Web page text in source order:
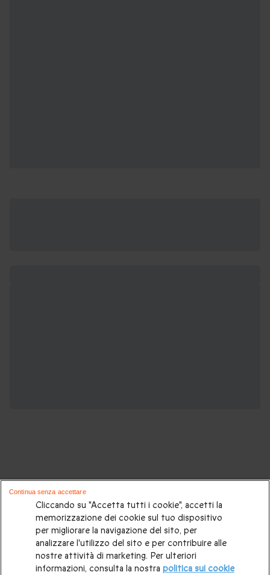
Potrebbero piacerti anche questi cofanetti
regalo:
Cosa regalare?|Idee regalo originali|Perchè regalare una
gift card|Buono regalo|Regali di compleanno
Cliccando su "Accetta tutti i cookie", accetti la
memorizzazione dei cookie sul tuo dispositivo
per migliorare la navigazione del sito, per
analizzare l'utilizzo del sito e per contribuire alle
nostre attività di marketing. Per ulteriori
informazioni, consulta la nostra politica sui cookie
Continua senza accettare